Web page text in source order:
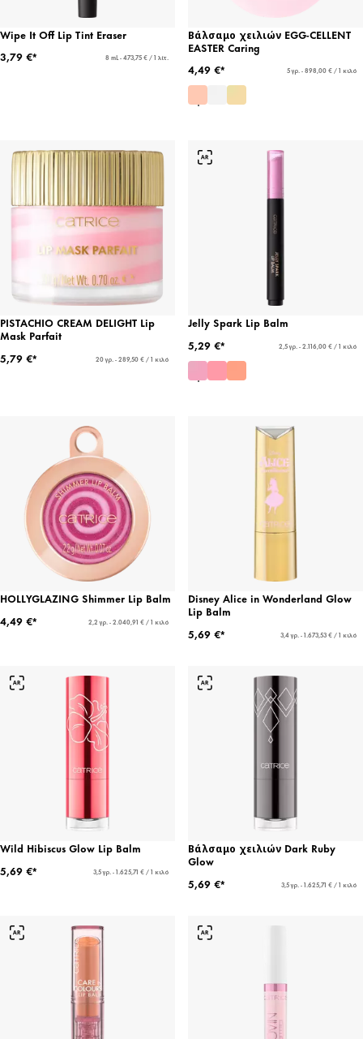
Wipe It Off Lip Tint Eraser
3,79 €*
8 mL - 473,75 € / 1 λίτ.
Βάλσαμο χειλιών EGG-CELLENT
EASTER Caring
4,49 €*
5 γρ. - 898,00 € / 1 κιλό
PISTACHIO CREAM DELIGHT Lip
Mask Parfait
5,79 €*
20 γρ. - 289,50 € / 1 κιλό
Jelly Spark Lip Balm
5,29 €*
2,5 γρ. - 2.116,00 € / 1 κιλό
HOLLYGLAZING Shimmer Lip Balm
4,49 €*
2,2 γρ. - 2.040,91 € / 1 κιλό
Disney Alice in Wonderland Glow
Lip Balm
5,69 €*
3,4 γρ. - 1.673,53 € / 1 κιλό
Wild Hibiscus Glow Lip Balm
5,69 €*
3,5 γρ. - 1.625,71 € / 1 κιλό
Βάλσαμο χειλιών Dark Ruby
Glow
5,69 €*
3,5 γρ. - 1.625,71 € / 1 κιλό